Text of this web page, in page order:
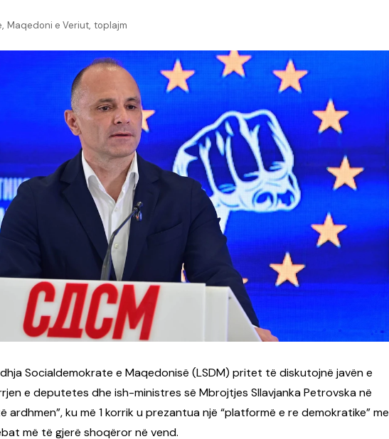
INTERVISTA EMISION
KONAKU
KU E KISHIM FJALEN
LIGJERATE FETARE
PARADITE ME NE
PIKËPAMJE
RECETA E DITES
RELAKS
RETRO JAVORE
, Maqedoni e Veriut, toplajm
Socialdemokrate e Maqedonisë (LSDM) pritet të diskutojnë javën e
e deputetes dhe ish-ministres së Mbrojtjes Sllavjanka Petrovskanë
ardhmen”, ku më 1 korrik u prezantua një “platformë e re demokratike” me
më të gjerë shoqëror në vend.